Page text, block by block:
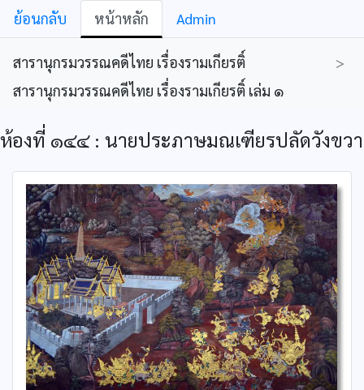
ย้อนกลับ หน้าหลัก Admin
สารานุกรมวรรณคดีไทย เรื่องรามเกียรติ์
>
สารานุกรมวรรณคดีไทย เรื่องรามเกียรติ์ เล่ม ๑
ห้องที่ ๑๔๔ : นายประภาษมณเฑียรปลัดวังขวา